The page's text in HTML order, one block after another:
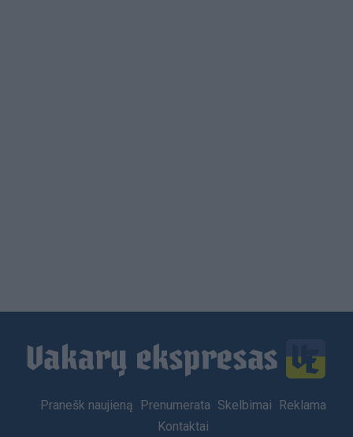
Footer
Pranešk naujieną Prenumerata Skelbimai
Reklama
Kontaktai